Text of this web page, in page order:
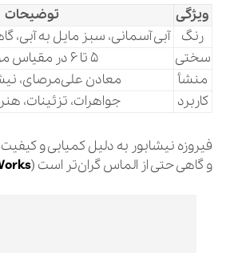
ویژگی
توضیحات
رنگ
آبی آسمانی، سبز مایل به آبی،
سختی
5 تا 6 در مقیاس موهس
منشأ
معادن علی‌مرصای،
کاربرد
جواهرات، تزئینات،
فیروزه نیشابور به دلیل کمیابی و کیفیت
و گاهی حتی از الماس گران‌تر است (